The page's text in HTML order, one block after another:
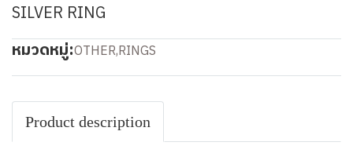
SILVER RING
หมวดหมู่:OTHER,RINGS
Product description